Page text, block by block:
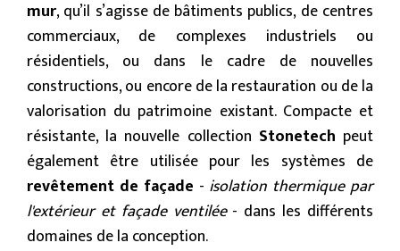
mur, qu’il s’agisse de bâtiments publics, de centres
commerciaux, de complexes industriels ou
résidentiels, ou dans le cadre de nouvelles
constructions, ou encore de la restauration ou de la
valorisation du patrimoine existant. Compacte et
résistante, la nouvelle collection Stonetech peut
également être utilisée pour les systèmes de
revêtement de façade - isolation thermique par
l'extérieur et façade ventilée- dans les différents
domaines de la conception.